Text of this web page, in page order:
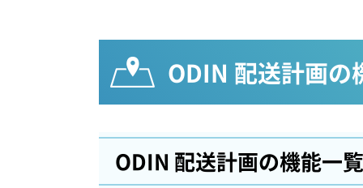
ODIN 配送計画の
ODIN 配送計画の機能一覧